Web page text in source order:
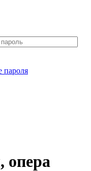
пароля
опера